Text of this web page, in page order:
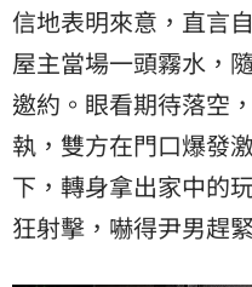
信地表明來意，直言
屋主當場一頭霧水，
邀約。眼看期待落空
執，雙方在門口爆發
下，轉身拿出家中的
狂射擊，嚇得尹男趕